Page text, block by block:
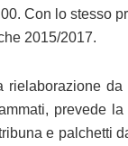
Con lo stesso
2015/2017.
rielaborazione
prevede
e palchetti